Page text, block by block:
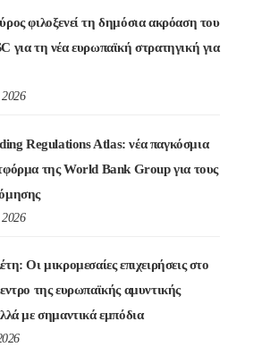
φιλοξενεί τη δημόσια ακρόαση του
για τη νέα ευρωπαϊκή στρατηγική για
2026
Regulations Atlas: νέα παγκόσμια
της World Bank Group για τους
2026
Οι μικρομεσαίες επιχειρήσεις στο
της ευρωπαϊκής αμυντικής
με σημαντικά εμπόδια